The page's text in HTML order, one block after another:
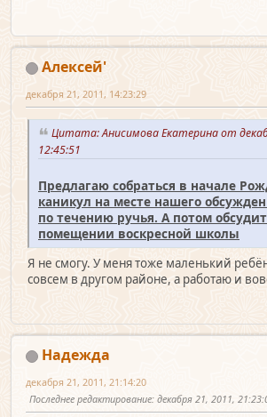
Алексей'
декабря 21, 2011, 14:23:29
Цитата: Анисимова Екатерина от
12:45:51
Предлагаю собраться в начале
каникул на месте нашего
по течению ручья. А потом
помещении воскресной школы
Я не смогу. У меня тоже маленький
совсем в другом районе, а работаю и
Надежда
декабря 21, 2011, 21:14:20
Последнее редактирование: декабря 21, 2011,